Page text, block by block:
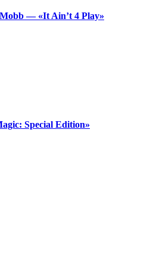
— «It Ain’t 4 Play»
Special Edition»